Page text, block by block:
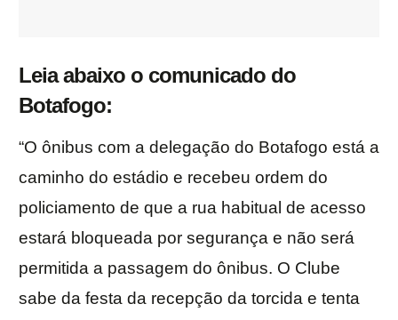
Leia abaixo o comunicado do
Botafogo:
“O ônibus com a delegação do Botafogo está a
caminho do estádio e recebeu ordem do
policiamento de que a rua habitual de acesso
estará bloqueada por segurança e não será
permitida a passagem do ônibus. O Clube
sabe da festa da recepção da torcida e tenta